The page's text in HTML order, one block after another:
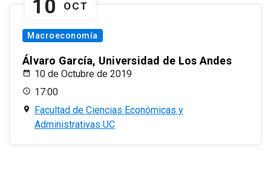
10 OCT
Macroeconomía
Álvaro García, Universidad de Los Andes
10 de Octubre de 2019
17:00
Facultad de Ciencias Económicas y
Administrativas UC